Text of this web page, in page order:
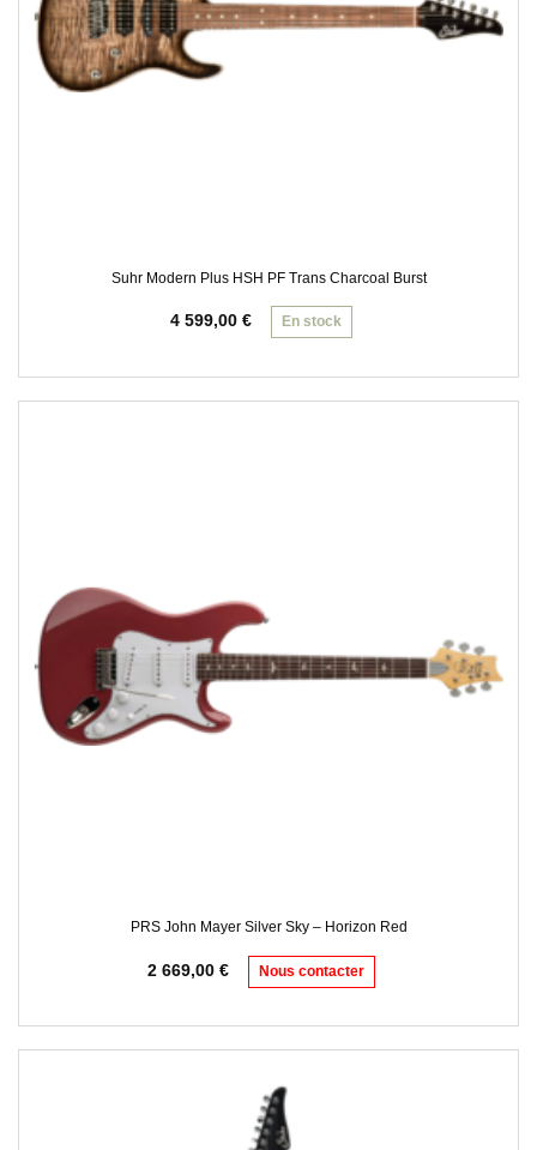
Suhr Modern Plus HSH PF Trans Charcoal Burst
4 599,00 € En stock
PRS John Mayer Silver Sky – Horizon Red
2 669,00 € Nous contacter